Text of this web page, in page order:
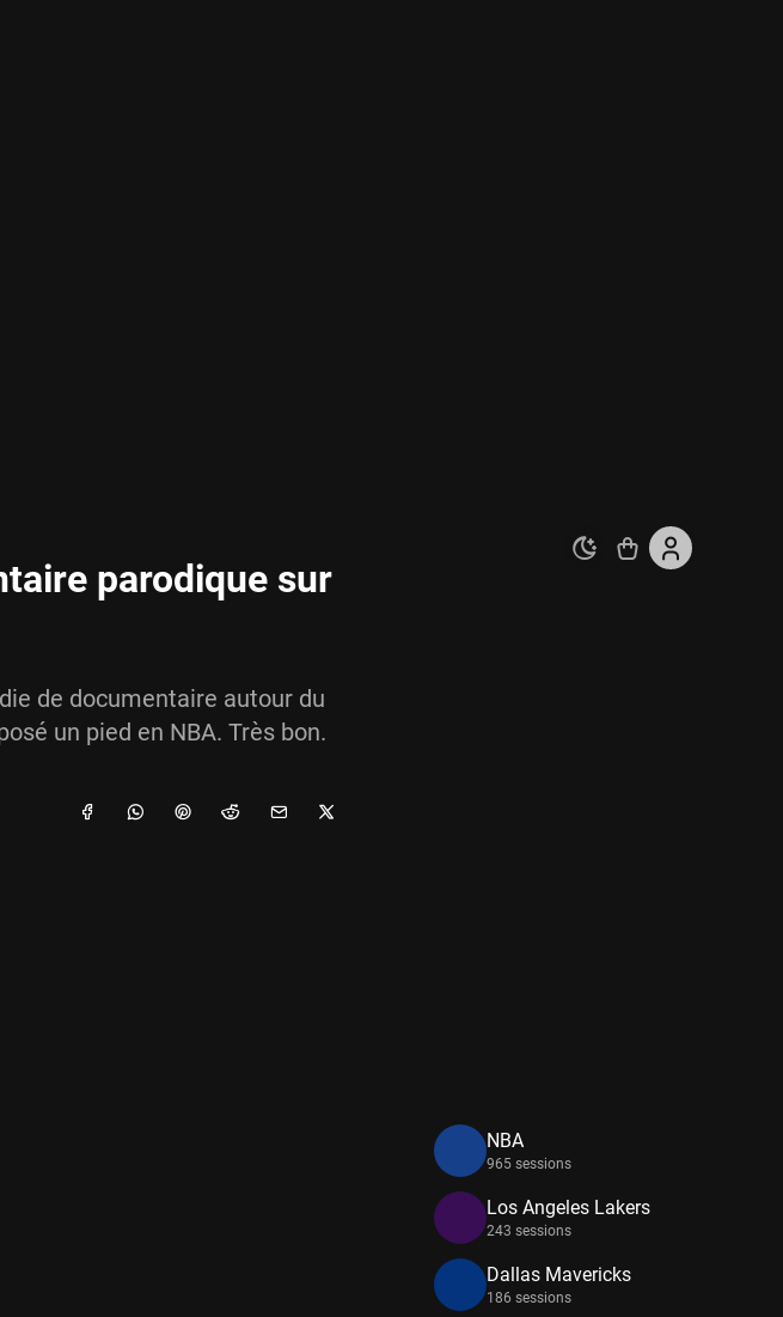
parodique sur
de documentaire autour du
un pied en NBA. Très bon.
NBA
965 sessions
Los Angeles Lakers
243 sessions
Dallas Mavericks
186 sessions